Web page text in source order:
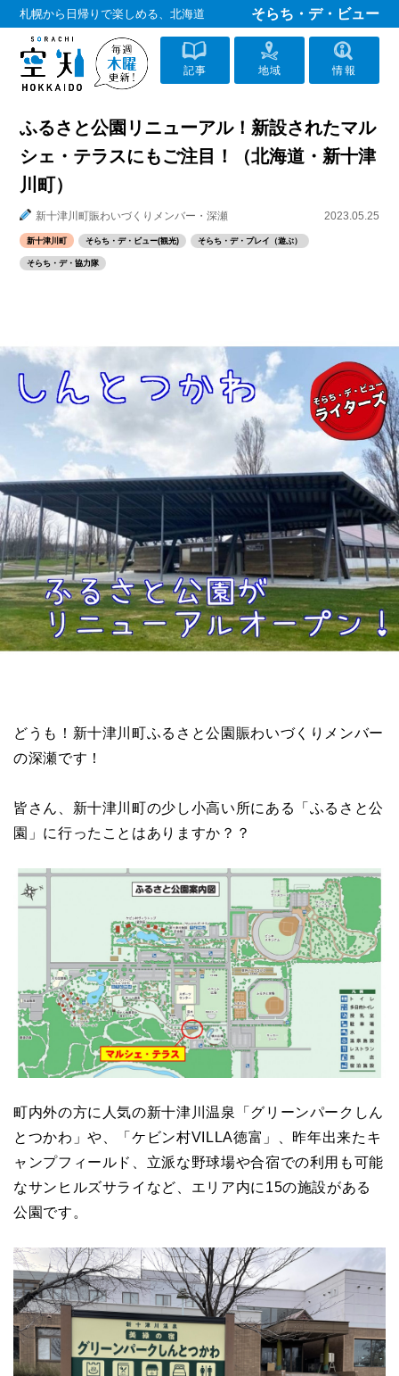
札幌から日帰りで楽しめる、北海道 そらち・デ・ビュー
記事 地域 情報
ふるさと公園リニューアル！新設されたマル
シェ・テラスにもご注目！（北海道・新十津
川町）
新十津川町賑わいづくりメンバー・深瀬 2023.05.25
新十津川町 そらち・デ・ビュー(観光) そらち・デ・プレイ（遊ぶ）
そらち・デ・協力隊
どうも！新十津川町ふるさと公園賑わいづくりメンバー
の深瀬です！
皆さん、新十津川町の少し小高い所にある「ふるさと公
園」に行ったことはありますか？？
町内外の方に人気の新十津川温泉「グリーンパークしん
とつかわ」や、「ケビン村VILLA徳富」、昨年出来たキ
ャンプフィールド、立派な野球場や合宿での利用も可能
なサンヒルズサライなど、エリア内に15の施設がある
公園です。